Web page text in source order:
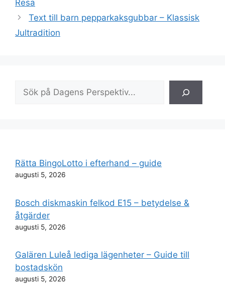
Resa
Text till barn pepparkaksgubbar – Klassisk
Jultradition
Sök
Rätta BingoLotto i efterhand – guide
augusti 5, 2026
Bosch diskmaskin felkod E15 – betydelse &
åtgärder
augusti 5, 2026
Galären Luleå lediga lägenheter – Guide till
bostadskön
augusti 5, 2026